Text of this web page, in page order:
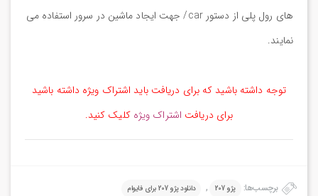
های رول پلی از دستور car/ جهت ایجاد ماشین در سرور استفاده می
نمایند.
توجه داشته باشید که برای دریافت باید اشتراک ویژه داشته باشید
برای دریافت اشتراک ویژه کلیک کنید.
برچسب‌ها: پژو 207 , دانلود پژو 207 برای فایوام